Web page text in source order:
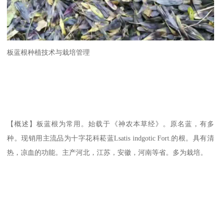
板蓝根种植技术与栽培管理
【概述】板蓝根为常用。始载于《神农本草经》。原名蓝，有多
种。现销用主流品为十字花科菘蓝Lsatis indgotic Fort.的根。具有清
热，凉血的功能。主产河北，江苏，安徽，河南等省。多为栽培。